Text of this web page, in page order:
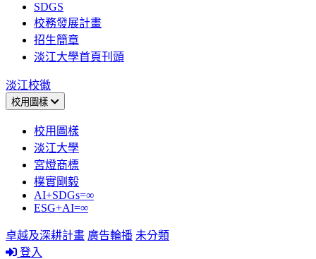
SDGS
校務發展計畫
招生簡章
淡江大學首頁刊頭
淡江校徽
校用圖樣
校用圖樣
淡江大學
宮燈商標
樸實剛毅
AI+SDGs=∞
ESG+AI=∞
卓越及深耕計畫 廣告輪播 未分類
登入